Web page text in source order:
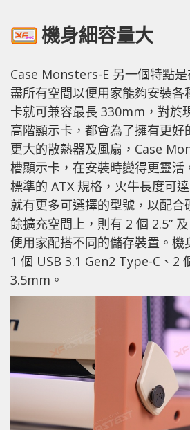
機身細容量大
Case Monsters-E 另一個特點
盡所有空間以便用家能夠安裝各
卡就可兼容最長 330mm，對於
高階顯示卡，都會為了擁有更好
更大的散熱器及風扇，Case
槽顯示卡，在安裝時變得更靈活
標準的 ATX 規格，火牛長度可
就有更多可選擇的型號，以配合
餘擴充空間上，則有 2 個 2.5”
便用家配搭不同的儲存裝置。
1 個 USB 3.1 Gen2 Type-C、2
3.5mm。